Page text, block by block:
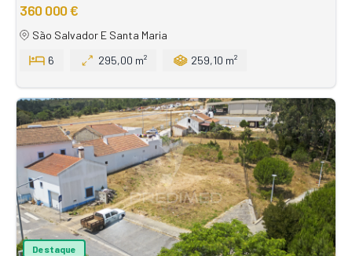
360 000 €
São Salvador E Santa Maria
6
295,00 m² 259,10 m²
Destaque